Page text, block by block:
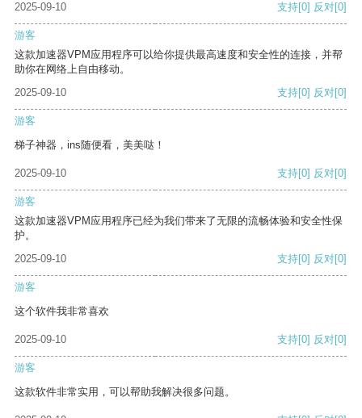
2025-09-10 支持[0] 反对[0]
游客
这款加速器VPM应用程序可以给你提供最高速度和安全性的连接，并帮
助你在网络上自由移动。
2025-09-10
支持[0] 反对[0]
游客
梯子神器，ins随便看，美美哒！
2025-09-10 支持[0] 反对[0]
游客
这款加速器VPM应用程序已经为我们带来了无限的流畅体验和安全性保
护。
2025-09-10
支持[0] 反对[0]
游客
这个软件我非常喜欢
2025-09-10 支持[0] 反对[0]
游客
这款软件非常实用，可以帮助我解决很多问题。